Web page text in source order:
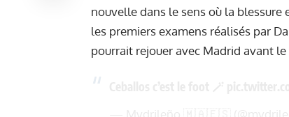
nouvelle dans le sens où la
les premiers examens réalisés par
pourrait rejouer avec Madrid avant le